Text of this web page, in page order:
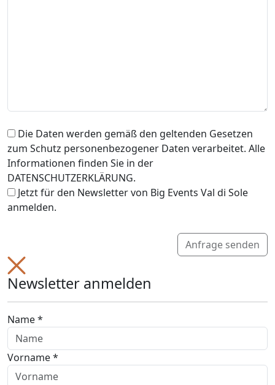
Die Daten werden gemäß den geltenden Gesetzen
zum Schutz personenbezogener Daten verarbeitet. Alle
Informationen finden Sie in der
DATENSCHUTZERKLÄRUNG.
Jetzt für den Newsletter von Big Events Val di Sole
anmelden.
Anfrage senden
Newsletter anmelden
Name *
Vorname *